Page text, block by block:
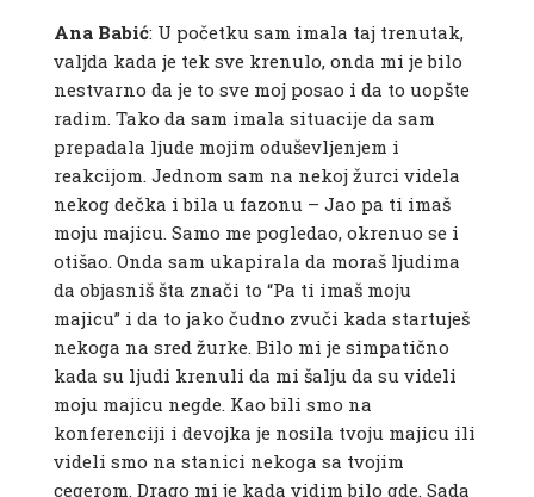
Ana Babić: U početku sam imala taj trenutak,
valjda kada je tek sve krenulo, onda mi je bilo
nestvarno da je to sve moj posao i da to uopšte
radim. Tako da sam imala situacije da sam
prepadala ljude mojim oduševljenjem i
reakcijom. Jednom sam na nekoj žurci videla
nekog dečka i bila u fazonu – Jao pa ti imaš
moju majicu. Samo me pogledao, okrenuo se i
otišao. Onda sam ukapirala da moraš ljudima
da objasniš šta znači to “Pa ti imaš moju
majicu” i da to jako čudno zvuči kada startuješ
nekoga na sred žurke. Bilo mi je simpatično
kada su ljudi krenuli da mi šalju da su videli
moju majicu negde. Kao bili smo na
konferenciji i devojka je nosila tvoju majicu ili
videli smo na stanici nekoga sa tvojim
cegerom. Drago mi je kada vidim bilo gde. Sada